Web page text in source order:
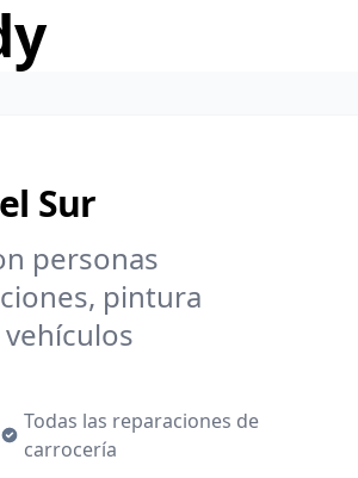
Sur
personas
pintura
Todas las reparaciones de
carrocería